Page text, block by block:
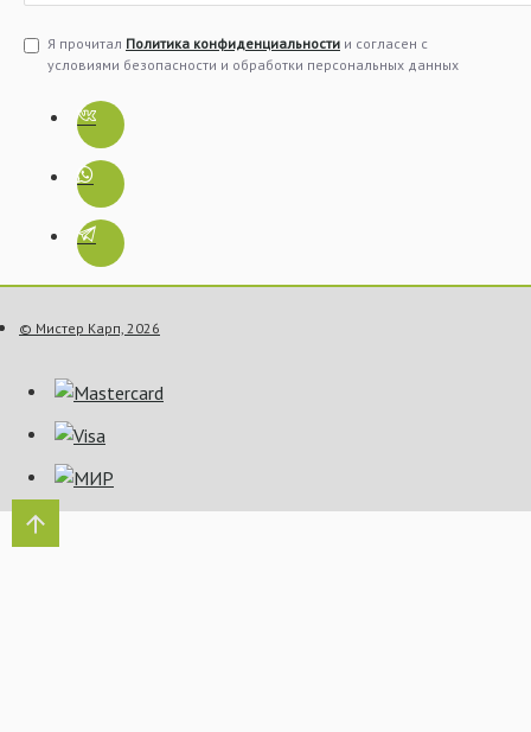
Я прочитал Политика конфиденциальности и согласен с
условиями безопасности и обработки персональных данных
© Мистер Карп, 2026